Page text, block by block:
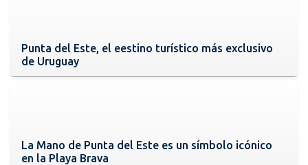
Punta del Este, el eestino turístico más exclusivo
de Uruguay
La Mano de Punta del Este es un símbolo icónico
en la Playa Brava